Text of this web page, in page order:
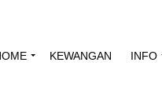
KEWANGAN INFO